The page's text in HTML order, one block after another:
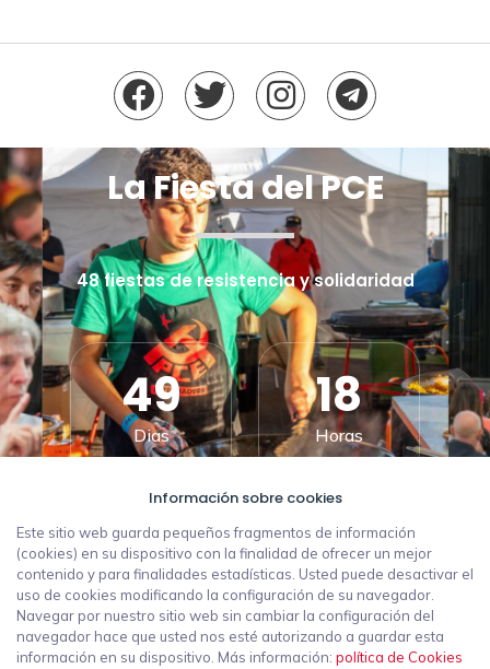
Información sobre cookies
Este sitio web guarda pequeños fragmentos de información
(cookies) en su dispositivo con la finalidad de ofrecer un mejor
contenido y para finalidades estadísticas. Usted puede desactivar el
uso de cookies modificando la configuración de su navegador.
Navegar por nuestro sitio web sin cambiar la configuración del
navegador hace que usted nos esté autorizando a guardar esta
información en su dispositivo. Más información: política de Cookies
La Fiesta del PCE
48 fiestas de resistencia y solidaridad
49
Dias
18
Horas
09
Minutos
11
Segundos